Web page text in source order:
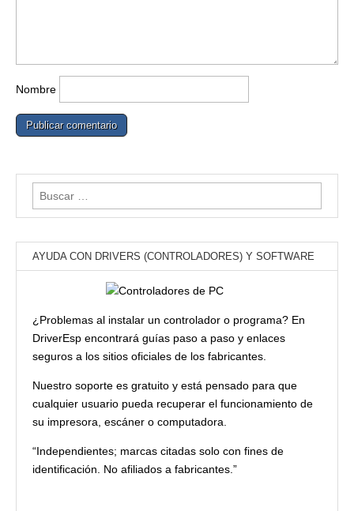
Nombre
Buscar:
AYUDA CON DRIVERS (CONTROLADORES) Y SOFTWARE
¿Problemas al instalar un controlador o programa? En
DriverEsp encontrará guías paso a paso y enlaces
seguros a los sitios oficiales de los fabricantes.
Nuestro soporte es gratuito y está pensado para que
cualquier usuario pueda recuperar el funcionamiento de
su impresora, escáner o computadora.
“Independientes; marcas citadas solo con fines de
identificación. No afiliados a fabricantes.”